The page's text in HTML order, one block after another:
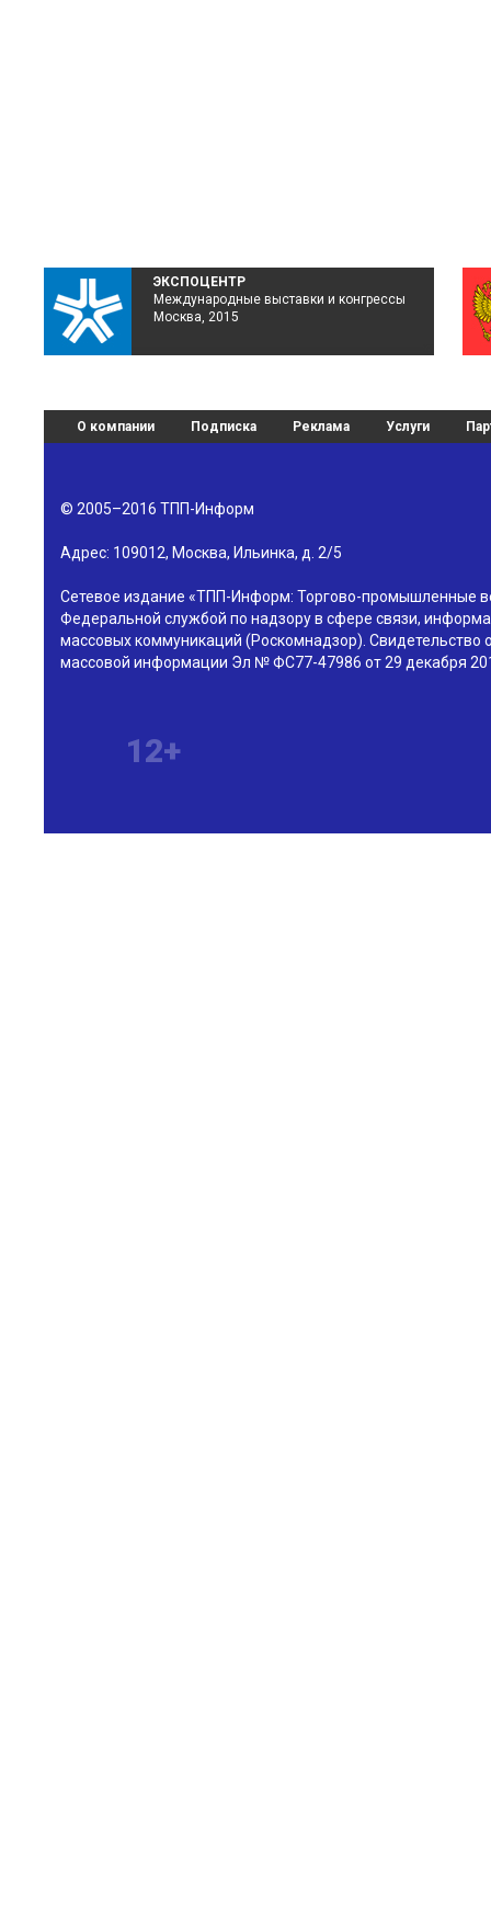
ЭКСПОЦЕНТР
Международные выставки и конгрессы
Москва, 2015
О компании Подписка Реклама Услуги
© 2005–2016 ТПП-Информ
Адрес: 109012, Москва, Ильинка, д. 2/5
Сетевое издание «ТПП-Информ: Торгово-промышленные
Федеральной службой по надзору в сфере связи,
массовых коммуникаций (Роскомнадзор). Свидетельство
массовой информации Эл № ФС77-47986 от 29 декабря
12+